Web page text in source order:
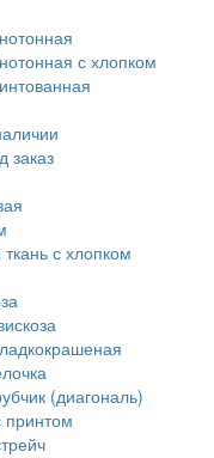
с хлопком
заказ
с хлопком
(диагональ)
принтом